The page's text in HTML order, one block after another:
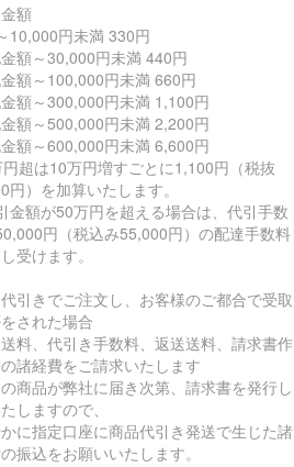
額
10,000円未満 330円
金額～30,000円未満 440円
金額～100,000円未満 660円
金額～300,000円未満 1,100円
金額～500,000円未満 2,200円
金額～600,000円未満 6,600円
超は10万円増すごとに1,100円（税抜
円）を加算いたします。
金額が50万円を超える場合は、代引手数
円（税込み55,000円）の配達手数料
受けます。
引きでご注文し、お客様のご都合で受取
された場合
料、代引き手数料、返送送料、請求書作
諸経費をご請求いたします
商品が弊社に届き次第、請求書を発行し
しますので、
に指定口座に商品代引き発送で生じた諸
振込をお願いいたします。